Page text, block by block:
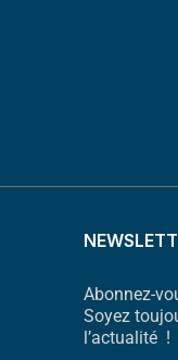
Abonnez-
Soyez
l’actualité !